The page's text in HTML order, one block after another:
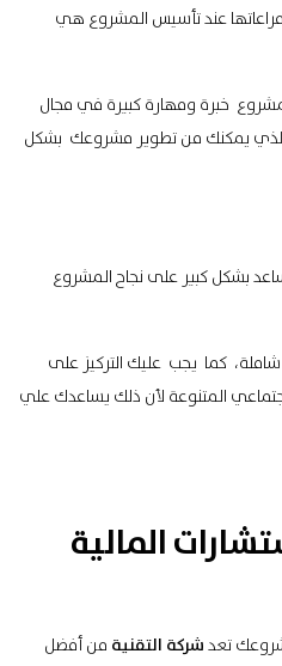
عند تأسيس المشروع هي
خبرة ومهارة كبيرة في مجال
يمكنك من تطوير مشروعك بشكل
بشكل كبير على نجاح المشروع
كما يجب عليك التركيز على
المتنوعة لأن ذلك يساعدك علي
المالية
تعدشركة التقنية من أفضل